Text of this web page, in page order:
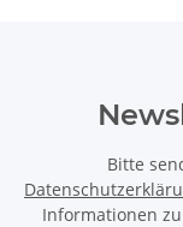
Bitte
Informationen